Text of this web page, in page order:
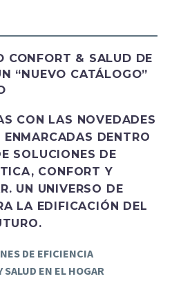
CONFORT & SALUD DE
“NUEVO CATÁLOGO”
CON LAS NOVEDADES
DENTRO
SOLUCIONES DE
CONFORT Y
UN UNIVERSO DE
LA EDIFICACIÓN DEL
DE EFICIENCIA
EN EL HOGAR